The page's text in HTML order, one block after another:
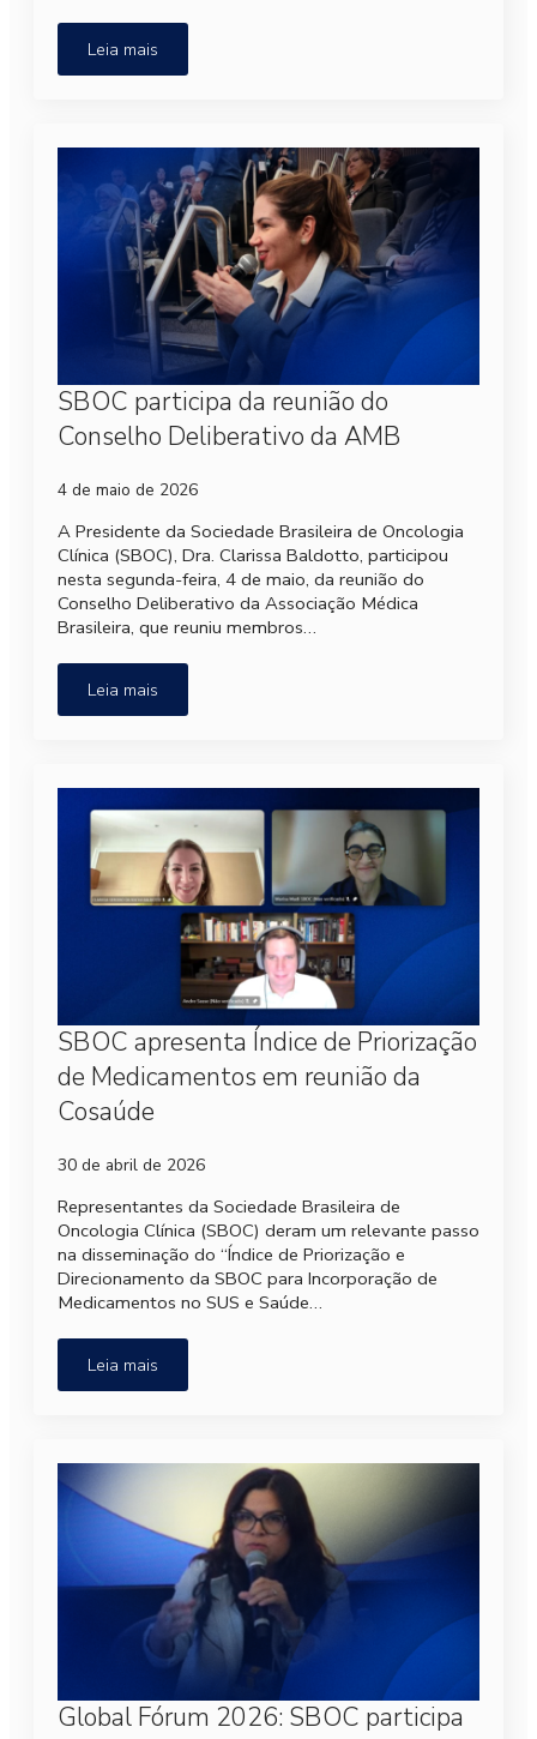
Leia mais
SBOC participa da reunião do
Conselho Deliberativo da AMB
4 de maio de 2026
A Presidente da Sociedade Brasileira de Oncologia
Clínica (SBOC), Dra. Clarissa Baldotto, participou
nesta segunda-feira, 4 de maio, da reunião do
Conselho Deliberativo da Associação Médica
Brasileira, que reuniu membros…
Leia mais
SBOC apresenta Índice de Priorização
de Medicamentos em reunião da
Cosaúde
30 de abril de 2026
Representantes da Sociedade Brasileira de
Oncologia Clínica (SBOC) deram um relevante passo
na disseminação do “Índice de Priorização e
Direcionamento da SBOC para Incorporação de
Medicamentos no SUS e Saúde…
Leia mais
Global Fórum 2026: SBOC participa